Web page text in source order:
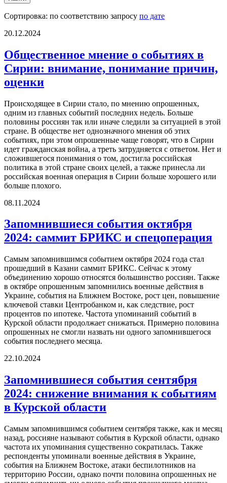
Сортировка: по соответствию запросу по дате
20.12.2024
Общественное мнение о событиях в
Сирии: внимание, понимание причин,
оценки
Происходящее в Сирии стало, по мнению опрошенных,
одним из главных событий последних недель. Больше
половины россиян так или иначе следили за ситуацией в этой
стране. В обществе нет однозначного мнения об этих
событиях, при этом опрошенные чаще говорят, что в Сирии
идет гражданская война, а треть затрудняется с ответом. Нет и
сложившегося понимания о том, достигла российская
политика в этой стране своих целей, а также принесла ли
российская военная операция в Сирии больше хорошего или
больше плохого.
08.11.2024
Запомнившиеся события октября
2024: саммит БРИКС и спецоперация
Самым запомнившимся событием октября 2024 года стал
прошедший в Казани саммит БРИКС. Сейчас к этому
объединению хорошо относятся большинство россиян. Также
в октябре опрошенным запомнились военные действия в
Украине, события на Ближнем Востоке, рост цен, повышение
ключевой ставки Центробанком и, как следствие, рост
процентов по ипотеке. Частота упоминаний событий в
Курской области продолжает снижаться. Примерно половина
опрошенных не смогли назвать ни одного запомнившегося
события последнего месяца.
22.10.2024
Запомнившиеся события сентября
2024: снижение внимания к событиям
в Курской области
Самым запомнившимся событием сентября также, как и месяц
назад, россияне называют события в Курской области, однако
частота их упоминания существенно сократилась. Также
респонденты упоминали военные действия в Украине,
события на Ближнем Востоке, атаки беспилотников на
территорию России, однако почти половина опрошенных не